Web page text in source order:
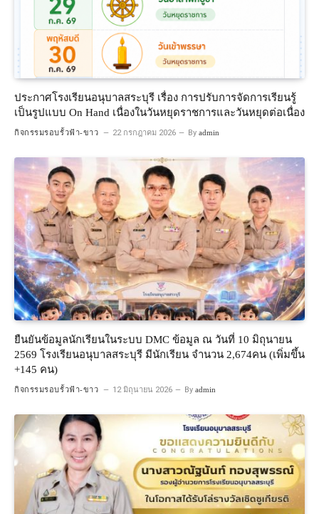
ประกาศโรงเรียนอนุบาลสระบุรี เรื่อง การปรับการจัดการเรียนรู้
เป็นรูปแบบ On Hand เนื่องในวันหยุดราชการและวันหยุดต่อเนื่อง
กิจกรรมรอบรั้วฟ้า-ขาว 22 กรกฎาคม 2026 By admin
ยืนยันข้อมูลนักเรียนในระบบ DMC ข้อมูล ณ วันที่ 10 มิถุนายน
2569 โรงเรียนอนุบาลสระบุรี มีนักเรียน จำนวน 2,674คน (เพิ่มขึ้น
+145 คน)
กิจกรรมรอบรั้วฟ้า-ขาว 12 มิถุนายน 2026 By admin